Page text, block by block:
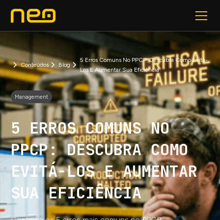
Conteúdos Blog
5 Erros Comuns No PPCP: Descubra Como Evitá-
Los E Aumentar Sua Eficiência
Management
5 ERROS COMUNS NO
PPCP: DESCUBRA COMO
EVITÁ-LOS E AUMENTAR
SUA EFICIÊNCIA